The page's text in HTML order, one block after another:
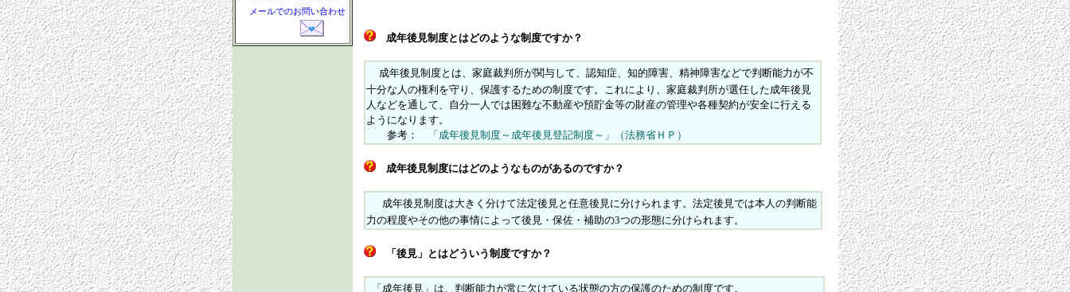
メールでのお問い合わせ
成年後見制度とはどのような制度ですか？
成年後見制度とは、家庭裁判所が関与して、認知症、知的障害、精神障害などで判断能力が不
十分な人の権利を守り、保護するための制度です。これにより、家庭裁判所が選任した成年後見
人などを通して、自分一人では困難な不動産や預貯金等の財産の管理や各種契約が安全に行える
ようになります。
参考：
「成年後見制度～成年後見登記制度～」（法務省ＨＰ）
成年後見制度にはどのようなものがあるのですか？
成年後見制度は大きく分けて法定後見と任意後見に分けられます。法定後見では本人の判断能
力の程度やその他の事情によって後見・保佐・補助の3つの形態に分けられます。
「後見」とはどういう制度ですか？
「成年後見」は、判断能力が常に欠けている状態の方の保護のための制度です。